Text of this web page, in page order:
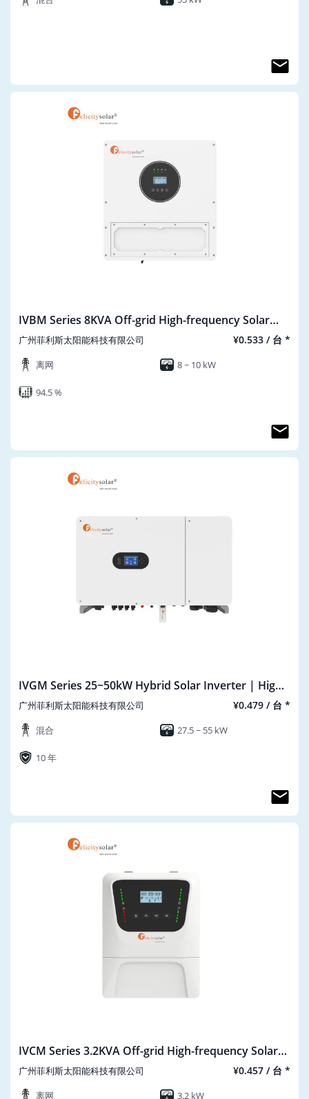
IVBM Series 8KVA Off-grid High-frequency Solar
Inverter
广州菲利斯太阳能科技有限公司 ¥0.533 / 台 *
离网 8 ~ 10 kW
94.5 %
IVGM Series 25~50kW Hybrid Solar Inverter | High-
voltage | Three Phase IVGM25-50KHP3G1
广州菲利斯太阳能科技有限公司 ¥0.479 / 台 *
混合 27.5 ~ 55 kW
10 年
IVCM Series 3.2KVA Off-grid High-frequency Solar
inverter IVCM3224P1G2
广州菲利斯太阳能科技有限公司 ¥0.457 / 台 *
离网 3.2 kW